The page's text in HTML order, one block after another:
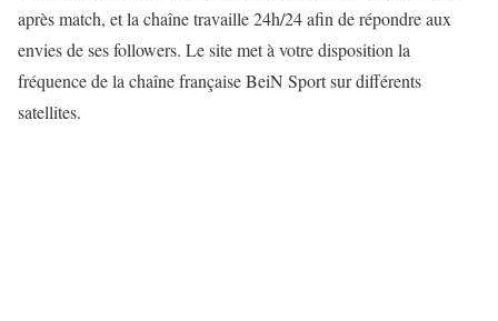
après match, et la chaîne travaille 24h/24 afin de répondre aux
envies de ses followers. Le site met à votre disposition la
fréquence de la chaîne française BeiN Sport sur différents
satellites.